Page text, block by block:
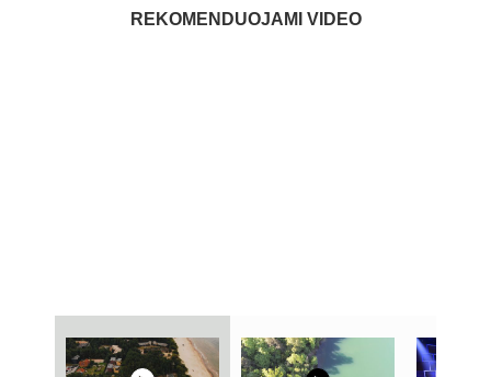
REKOMENDUOJAMI VIDEO